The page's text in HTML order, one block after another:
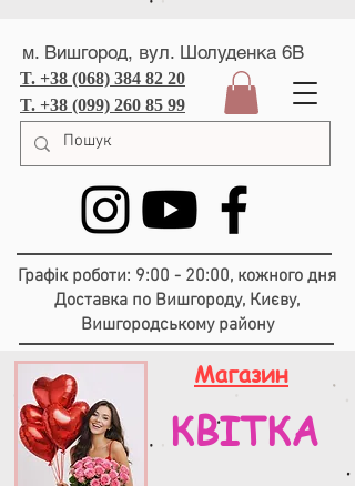
м. Вишгород, вул. Шолуденка 6В
T. +38 (068) 384 82 20
T. +38 (099) 260 85 99
Графік роботи: 9:00 - 20:00, кожного дня
Доставка по Вишгороду, Києву,
Вишгородському району
Магазин
КВІТКА